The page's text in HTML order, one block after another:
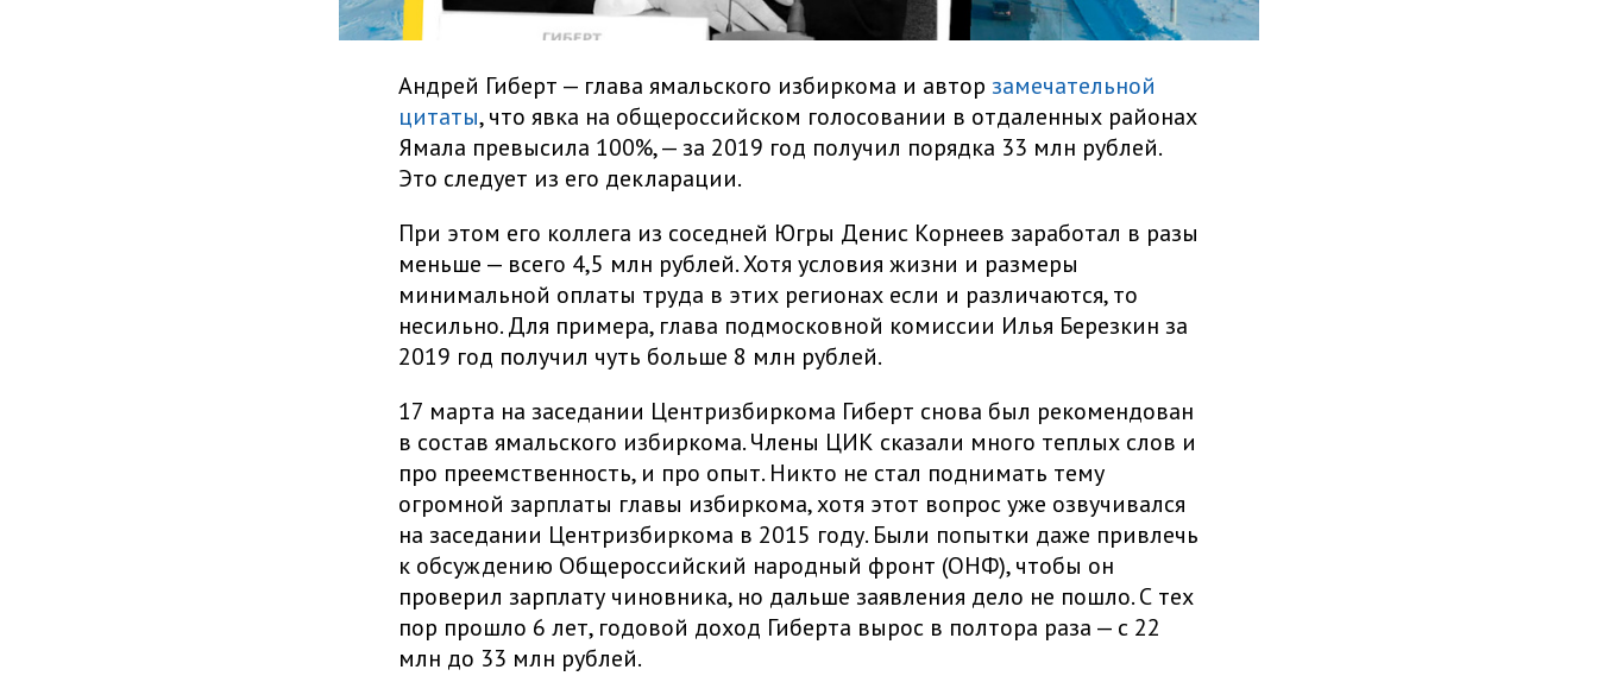
Андрей Гиберт — глава ямальского избиркома и автор замечательной
цитаты, что явка на общероссийском голосовании в отдаленных районах
Ямала превысила 100%, — за 2019 год получил порядка 33 млн рублей.
Это следует из его декларации.
При этом его коллега из соседней Югры Денис Корнеев заработал в разы
меньше — всего 4,5 млн рублей. Хотя условия жизни и размеры
минимальной оплаты труда в этих регионах если и различаются, то
несильно. Для примера, глава подмосковной комиссии Илья Березкин за
2019 год получил чуть больше 8 млн рублей.
17 марта на заседании Центризбиркома Гиберт снова был рекомендован
в состав ямальского избиркома. Члены ЦИК сказали много теплых слов и
про преемственность, и про опыт. Никто не стал поднимать тему
огромной зарплаты главы избиркома, хотя этот вопрос уже озвучивался
на заседании Центризбиркома в 2015 году. Были попытки даже привлечь
к обсуждению Общероссийский народный фронт (ОНФ), чтобы он
проверил зарплату чиновника, но дальше заявления дело не пошло. С тех
пор прошло 6 лет, годовой доход Гиберта вырос в полтора раза — с 22
млн до 33 млн рублей.